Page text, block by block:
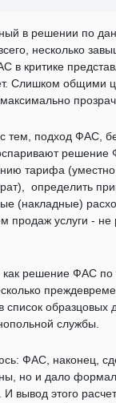
в решении по
несколько
в критике
Слишком общими
тем, подход ФАС,
решение
тарифа (уместно
определить
(накладные)
продаж услуги - не
как решение ФАС
список
службы.
ФАС, наконец,
но и дало
вывод этого